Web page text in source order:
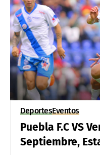
DeportesEventos
Puebla F.C VS
Septiembre,